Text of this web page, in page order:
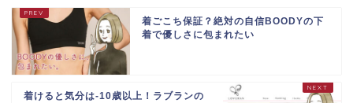
着ごこち保証？絶対の自信BOODYの下
着で優しさに包まれたい
着けると気分は-10歳以上！ラブランの